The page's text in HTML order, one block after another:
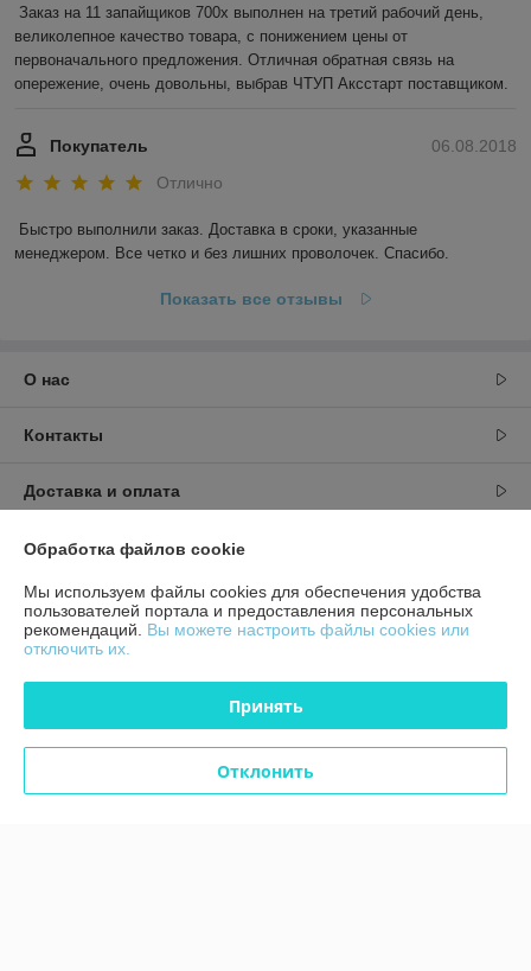
Заказ на 11 запайщиков 700х выполнен на третий рабочий день,
великолепное качество товара, с понижением цены от
первоначального предложения. Отличная обратная связь на
опережение, очень довольны, выбрав ЧТУП Аксстарт поставщиком.
06.08.2018
Покупатель
Отлично
Быстро выполнили заказ. Доставка в сроки, указанные
менеджером. Все четко и без лишних проволочек. Спасибо.
Показать все отзывы
О нас
Контакты
Доставка и оплата
График работы
Полная версия сайта
Политика обработки cookies
Сайт создан на платформе Deal.by
Обработка файлов cookie
Мы используем файлы cookies для обеспечения удобства
пользователей портала и предоставления персональных
рекомендаций. Вы можете настроить файлы cookies или
отключить их.
Принять
Отклонить